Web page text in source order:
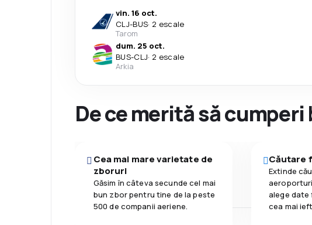
vin. 16 oct.
CLJ-BUS· 2 escale
Tarom
dum. 25 oct.
BUS-CLJ· 2 escale
Arkia
De ce merită să
Cea mai mare varietate de
zboruri
Găsim în câteva secunde cel mai
bun zbor pentru tine de la peste
500 de companii aeriene.
Căutare
Extinde
alege date
cea mai